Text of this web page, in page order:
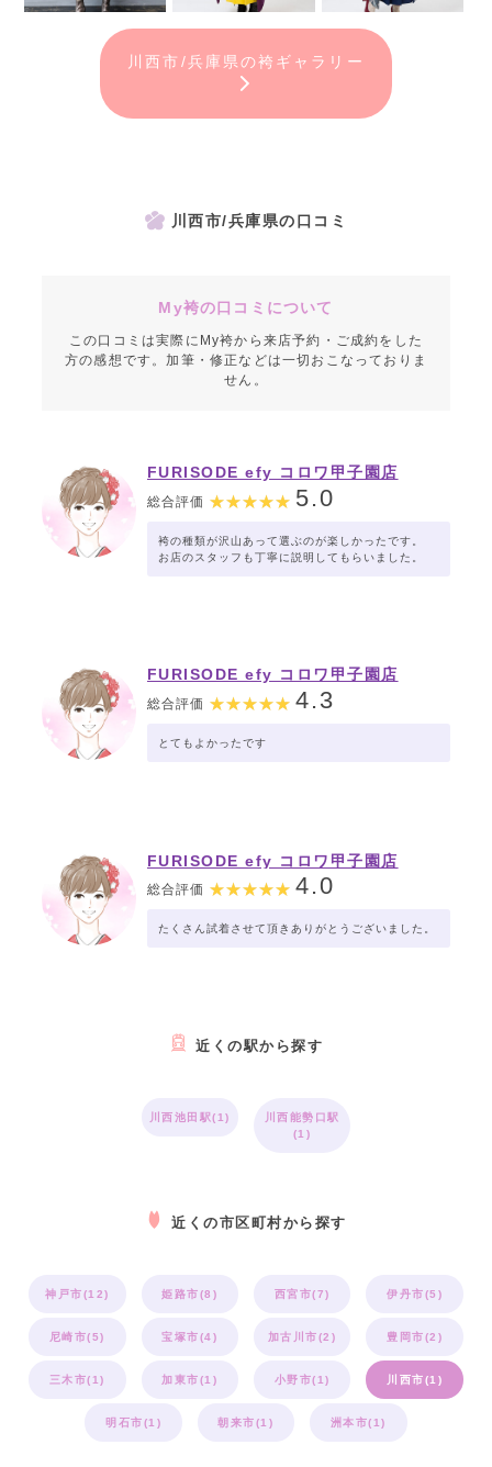
川西市/兵庫県の袴ギャラリー
川西市/兵庫県の口コミ
My袴の口コミについて
この口コミは実際にMy袴から来店予約・ご成約をした
方の感想です。加筆・修正などは一切おこなっておりま
せん。
FURISODE efy コロワ甲子園店
総合評価 5.0
袴の種類が沢山あって選ぶのが楽しかったです。
お店のスタッフも丁寧に説明してもらいました。
FURISODE efy コロワ甲子園店
総合評価 4.3
とてもよかったです
FURISODE efy コロワ甲子園店
総合評価 4.0
たくさん試着させて頂きありがとうございました。
近くの駅から探す
川西池田駅(1)
川西能勢口駅
(1)
近くの市区町村から探す
神戸市(12) 姫路市(8) 西宮市(7) 伊丹市(5)
尼崎市(5) 宝塚市(4) 加古川市(2) 豊岡市(2)
三木市(1) 加東市(1) 小野市(1) 川西市(1)
明石市(1) 朝来市(1) 洲本市(1)